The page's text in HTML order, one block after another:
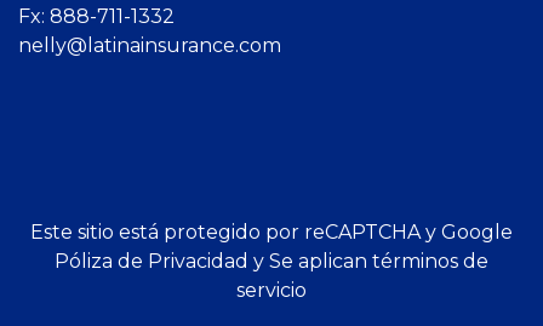
Fx: 888-711-1332
nelly@latinainsurance.com
Este sitio está protegido por reCAPTCHA y Google
Póliza de Privacidad y Se aplican términos de
servicio